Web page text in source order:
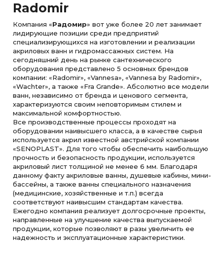
Radomir
Компания «Радомир» вот уже более 20 лет занимает
лидирующие позиции среди предприятий
специализирующихся на изготовлении и реализации
акриловых ванн и гидромассажных систем. На
сегодняшний день на рынке сантехнического
оборудования представлено 5 основных брендов
компании: «Radomir», «Vannesa», «Vannesa by Radomir»,
«Wachter», а также «Fra Grande». Абсолютно все модели
ванн, независимо от бренда и ценового сегмента,
характеризуются своим неповторимым стилем и
максимальной комфортностью.
Все производственные процессы проходят на
оборудовании наивысшего класса, а в качестве сырья
используется акрил известной австрийской компании
«SENOPLAST». Для того чтобы обеспечить наибольшую
прочность и безопасность продукции, используется
акриловый лист толщиной не менее 6 мм. Благодаря
данному факту акриловые ванны, душевые кабины, мини-
бассейны, а также ванны специального назначения
(медицинские, хозяйственные и т.п.) всегда
соответствуют наивысшим стандартам качества.
Ежегодно компания реализует долгосрочные проекты,
направленные на улучшение качества выпускаемой
продукции, которые позволяют в разы увеличить ее
надежность и эксплуатационные характеристики.